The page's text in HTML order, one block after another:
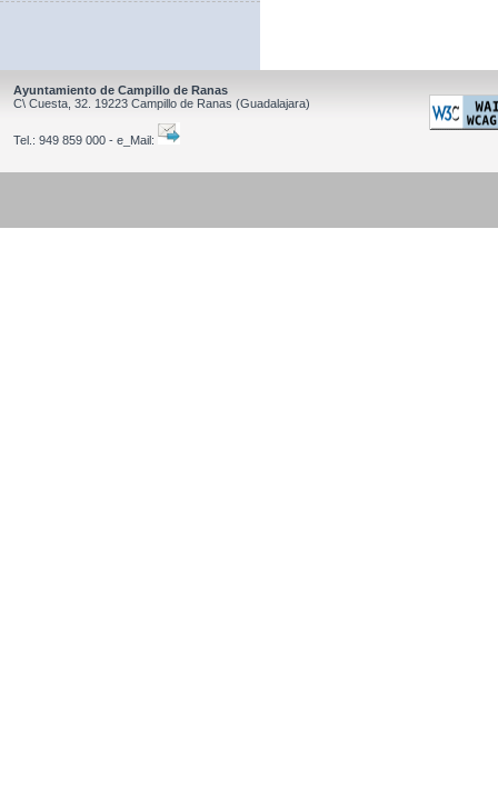
Ayuntamiento de Campillo de Ranas
C\ Cuesta, 32. 19223 Campillo de Ranas (Guadalajara)
Tel.: 949 859 000 - e_Mail: